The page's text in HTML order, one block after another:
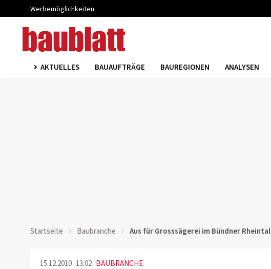
Werbemöglichkeiten
AKTUELLES BAUAUFTRÄGE BAUREGIONEN ANALYSEN
Startseite Baubranche Aus für Grosssägerei im Bündner Rheintal
15.12.2010 13:02 BAUBRANCHE